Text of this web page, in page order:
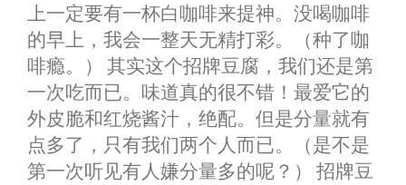
上一定要有一杯白咖啡来提神。没喝咖啡
的早上，我会一整天无精打彩。（种了咖
啡瘾。） 其实这个招牌豆腐，我们还是第
一次吃而已。味道真的很不错！最爱它的
外皮脆和红烧酱汁，绝配。但是分量就有
点多了，只有我们两个人而已。（是不是
第一次听见有人嫌分量多的呢？） 招牌豆